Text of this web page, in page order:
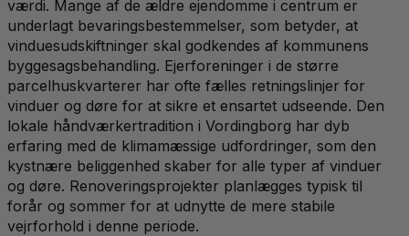
værdi. Mange af de ældre ejendomme i centrum er
underlagt bevaringsbestemmelser, som betyder, at
vinduesudskiftninger skal godkendes af kommunens
byggesagsbehandling. Ejerforeninger i de større
parcelhuskvarterer har ofte fælles retningslinjer for
vinduer og døre for at sikre et ensartet udseende. Den
lokale håndværkertradition i Vordingborg har dyb
erfaring med de klimamæssige udfordringer, som den
kystnære beliggenhed skaber for alle typer af vinduer
og døre. Renoveringsprojekter planlægges typisk til
forår og sommer for at udnytte de mere stabile
vejrforhold i denne periode.